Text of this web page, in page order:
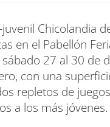
Chicolandia
en el Pabellón
sábado 27 al 30 de
con una
repletos de
a los más jóvenes.